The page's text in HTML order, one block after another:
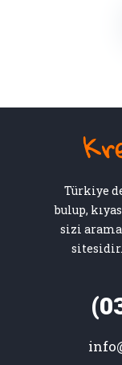
Türkiye
bulup,
sizi